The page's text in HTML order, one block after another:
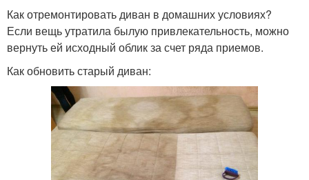
Как отремонтировать диван в домашних условиях?
Если вещь утратила былую привлекательность, можно
вернуть ей исходный облик за счет ряда приемов.
Как обновить старый диван: